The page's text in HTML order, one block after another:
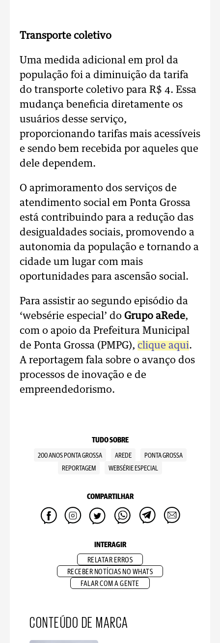
Transporte coletivo
Uma medida adicional em prol da
população foi a diminuição da tarifa
do transporte coletivo para R$ 4. Essa
mudança beneficia diretamente os
usuários desse serviço,
proporcionando tarifas mais acessíveis
e sendo bem recebida por aqueles que
dele dependem.
O aprimoramento dos serviços de
atendimento social em Ponta Grossa
está contribuindo para a redução das
desigualdades sociais, promovendo a
autonomia da população e tornando a
cidade um lugar com mais
oportunidades para ascensão social.
Para assistir ao segundo episódio da
‘websérie especial’ do Grupo aRede,
com o apoio da Prefeitura Municipal
de Ponta Grossa (PMPG), clique aqui.
A reportagem fala sobre o avanço dos
processos de inovação e de
empreendedorismo.
TUDO SOBRE
200 ANOS PONTA GROSSA AREDE
PONTA GROSSA
REPORTAGEM
WEBSÉRIE ESPECIAL
COMPARTILHAR
INTERAGIR
RELATAR ERROS
RECEBER NOTÍCIAS NO WHATS
FALAR COM A GENTE
CONTEÚDO DE MARCA